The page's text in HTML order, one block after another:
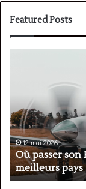
Featured Posts
Où
à
l’étranger
:
comparatif
des
meilleurs
pays
12 mai 2026
Où passer son
meilleurs pays